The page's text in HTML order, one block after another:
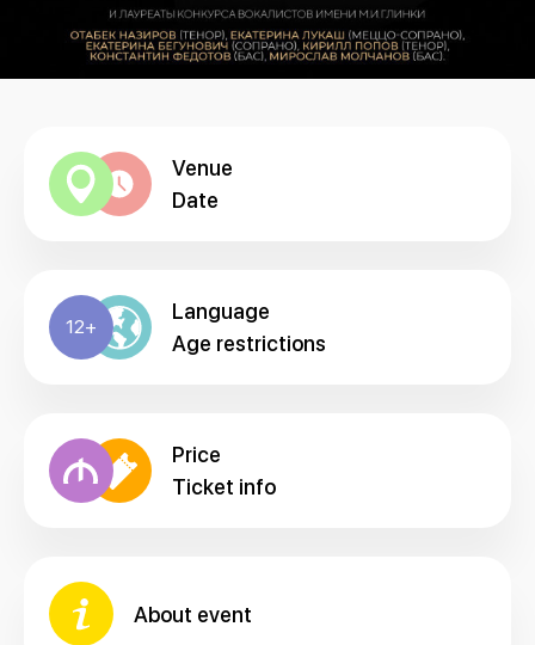
Venue
Date
12+
Language
Age restrictions
Price
Ticket info
About event